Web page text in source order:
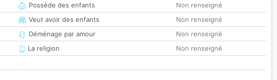
Possède des enfants
Non renseigné
Veut avoir des enfants
Non renseigné
Déménage par amour
Non renseigné
La religion
Non renseigné